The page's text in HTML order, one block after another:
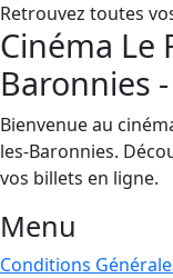
Retrouvez toutes
Cinéma Le
Baronnies
Bienvenue au
les-Baronnies.
vos billets en ligne.
Menu
Conditions